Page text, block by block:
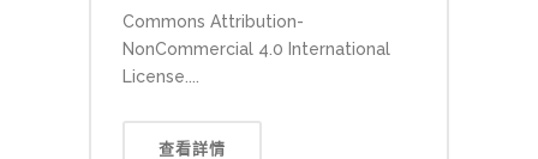
Commons Attribution-
NonCommercial 4.0 International
License....
查看詳情